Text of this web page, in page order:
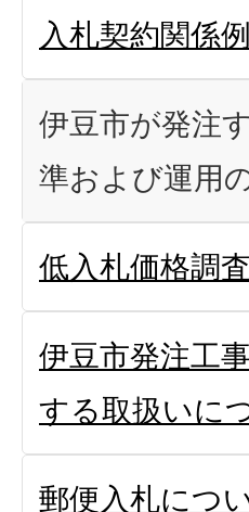
入札契約関係
伊豆市が発注
準および運用
低入札価格調
伊豆市発注工
する取扱いに
郵便入札につ